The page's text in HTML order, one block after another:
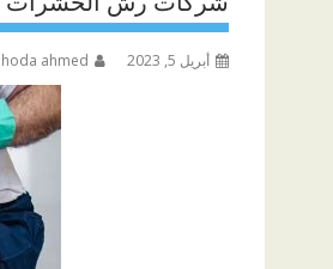
أبريل 5, 2023 hoda ahmed